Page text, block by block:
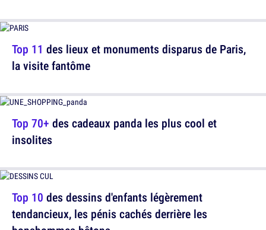
Top 70+ des cadeaux panda les plus cool et
insolites
Top 11 des lieux et monuments disparus de Paris,
la visite fantôme
Top 10 des dessins d'enfants légèrement
tendancieux, les pénis cachés derrière les